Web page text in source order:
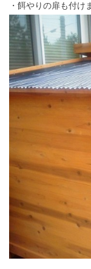
・餌やりの扉も付け